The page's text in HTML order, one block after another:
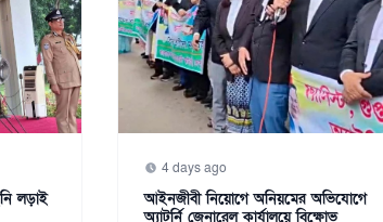
লড়াই
4 days ago
আইনজীবী নিয়োগে অনিয়মের অভিযোগে
অ্যাটর্নি জেনারেল কার্যালয়ে বিক্ষোভ